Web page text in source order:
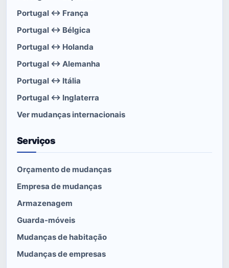
Portugal ↔ França
Portugal ↔ Bélgica
Portugal ↔ Holanda
Portugal ↔ Alemanha
Portugal ↔ Itália
Portugal ↔ Inglaterra
Ver mudanças internacionais
Serviços
Orçamento de mudanças
Empresa de mudanças
Armazenagem
Guarda-móveis
Mudanças de habitação
Mudanças de empresas